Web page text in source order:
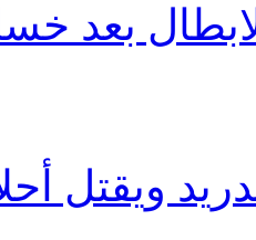
بعد
ويقتل